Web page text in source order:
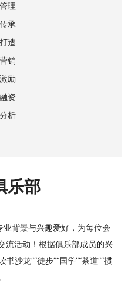
理
承
造
销
励
资
析
乐部
业背景与兴趣爱好，为每位会
流活动！根据俱乐部成员的兴
沙龙”“徒步”“国学”“茶道”“掼